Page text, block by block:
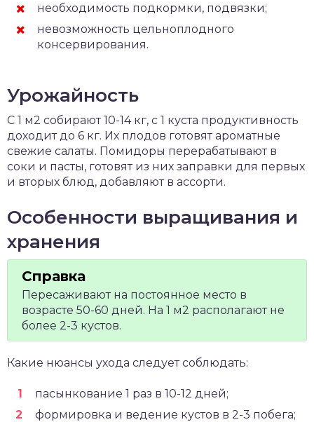
необходимость подкормки, подвязки;
невозможность цельноплодного
консервирования.
Урожайность
С 1 м2 собирают 10-14 кг, с 1 куста продуктивность
доходит до 6 кг. Их плодов готовят ароматные
свежие салаты. Помидоры перерабатывают в
соки и пасты, готовят из них заправки для первых
и вторых блюд, добавляют в ассорти.
Особенности выращивания и
хранения
Пересаживают на постоянное место в
возрасте 50-60 дней. На 1 м2 располагают не
более 2-3 кустов.
Какие нюансы ухода следует соблюдать:
пасынкование 1 раз в 10-12 дней;
формировка и ведение кустов в 2-3 побега;